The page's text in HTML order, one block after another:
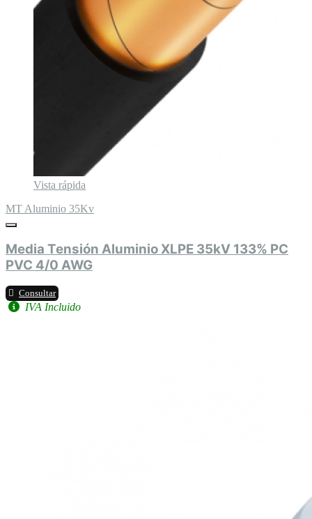
Vista rápida
MT Aluminio 35Kv
Media Tensión Aluminio XLPE 35kV 133% PC
PVC 4/0 AWG
Consultar
IVA Incluido